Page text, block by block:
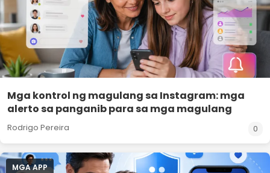
Mga kontrol ng magulang sa Instagram: mga
alerto sa panganib para sa mga magulang
Rodrigo Pereira 0
MGA APP